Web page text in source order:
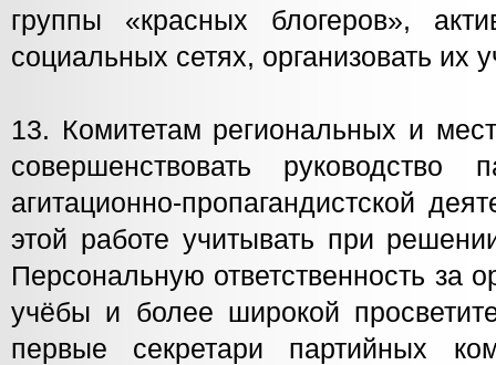
группы «красных блогеров»,
социальных сетях, организовать их
13. Комитетам региональных и
совершенствовать руководство
агитационно-пропагандистской
этой работе учитывать при
Персональную ответственность за
учёбы и более широкой
первые секретари партийных